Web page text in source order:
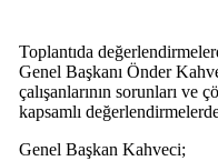
Toplantıda
Genel Başkanı Önder
çalışanlarının sorunları ve
kapsamlı
Genel Başkan Kahveci;